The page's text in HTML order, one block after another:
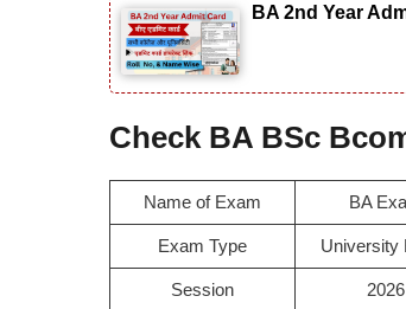
BA 2nd Year
Check BA BSc
Name of Exam BA
Exam Type University
Session 2026